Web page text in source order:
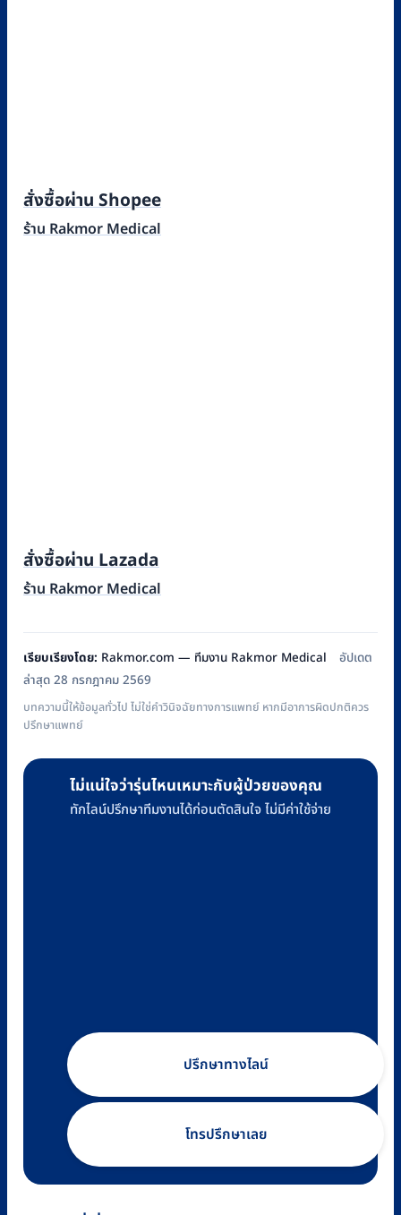
สั่งซื้อผ่าน Shopee
ร้าน Rakmor Medical
สั่งซื้อผ่าน Lazada
ร้าน Rakmor Medical
เรียบเรียงโดย: Rakmor.com — ทีมงาน Rakmor Medical
อัปเดต
ล่าสุด 28 กรกฎาคม 2569
บทความนี้ให้ข้อมูลทั่วไป ไม่ใช่คำวินิจฉัยทางการแพทย์ หากมีอาการผิดปกติควร
ปรึกษาแพทย์
ไม่แน่ใจว่ารุ่นไหนเหมาะกับผู้ป่วยของคุณ
ทักไลน์ปรึกษาทีมงานได้ก่อนตัดสินใจ ไม่มีค่าใช้จ่าย
ปรึกษาทางไลน์
โทรปรึกษาเลย